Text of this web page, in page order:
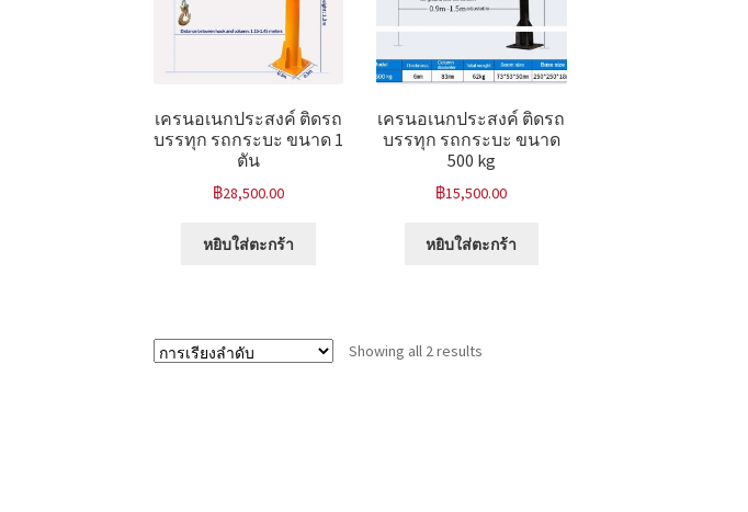
เครนอเนกประสงค์ ติดรถ
บรรทุก รถกระบะ ขนาด 1
ตัน
฿28,500.00
หยิบใส่ตะกร้า
เครนอเนกประสงค์ ติดรถ
บรรทุก รถกระบะ ขนาด
500 kg
฿15,500.00
หยิบใส่ตะกร้า
Showing all 2 results